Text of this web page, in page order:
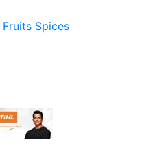
Fruits Spices